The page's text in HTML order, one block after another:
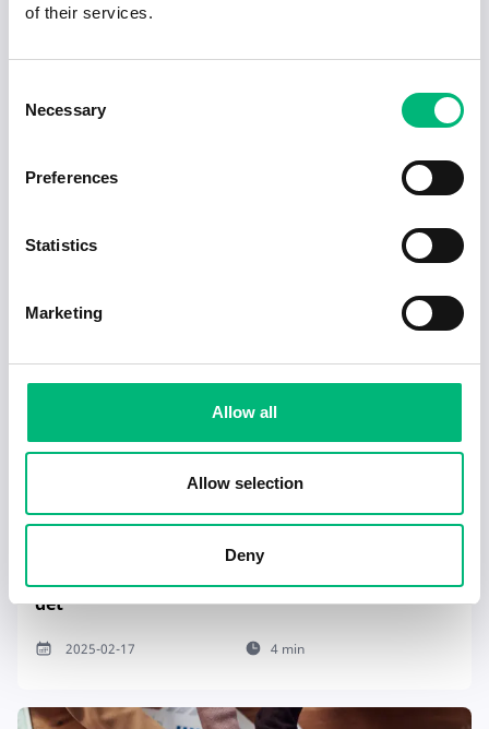
of their services.
Selection
Necessary
Preferences
Statistics
Marketing
Allow all
Allow selection
Deny
2025-02-20
det
2025-02-17 4 min